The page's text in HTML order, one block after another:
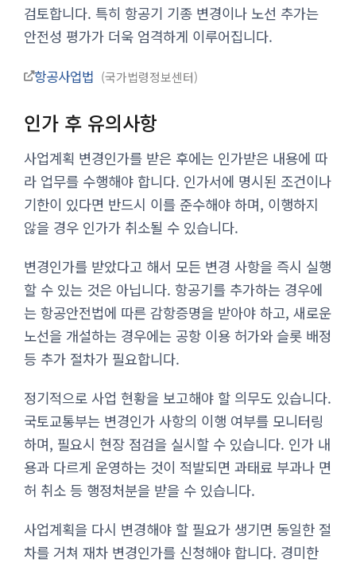
검토합니다. 특히 항공기 기종 변경이나 노선 추가는
안전성 평가가 더욱 엄격하게 이루어집니다.
항공사업법 국가법령정보센터
인가 후 유의사항
사업계획 변경인가를 받은 후에는 인가받은 내용에 따
라 업무를 수행해야 합니다. 인가서에 명시된 조건이나
기한이 있다면 반드시 이를 준수해야 하며, 이행하지
않을 경우 인가가 취소될 수 있습니다.
변경인가를 받았다고 해서 모든 변경 사항을 즉시 실행
할 수 있는 것은 아닙니다. 항공기를 추가하는 경우에
는 항공안전법에 따른 감항증명을 받아야 하고, 새로운
노선을 개설하는 경우에는 공항 이용 허가와 슬롯 배정
등 추가 절차가 필요합니다.
정기적으로 사업 현황을 보고해야 할 의무도 있습니다.
국토교통부는 변경인가 사항의 이행 여부를 모니터링
하며, 필요시 현장 점검을 실시할 수 있습니다. 인가 내
용과 다르게 운영하는 것이 적발되면 과태료 부과나 면
허 취소 등 행정처분을 받을 수 있습니다.
사업계획을 다시 변경해야 할 필요가 생기면 동일한 절
차를 거쳐 재차 변경인가를 신청해야 합니다. 경미한